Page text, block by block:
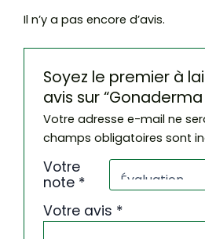
Il n’y a pas encore d’avis.
Soyez le premier à
avis sur
Votre adresse e-mail ne
champs obligatoires sont
Votre
note *
Votre avis *